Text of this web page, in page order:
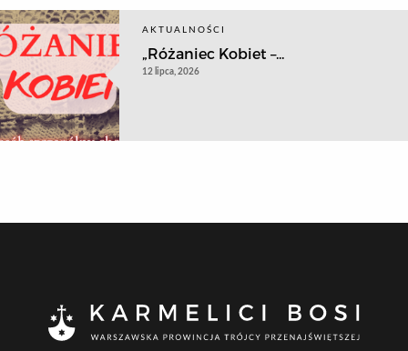
AKTUALNOŚCI
„Różaniec Kobiet –...
12 lipca, 2026